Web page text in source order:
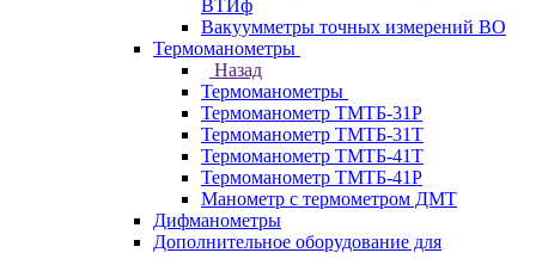
ВТИф
Вакуумметры точных измерений ВО
Термоманометры
Назад
Термоманометры
Термоманометр ТМТБ-31Р
Термоманометр ТМТБ-31Т
Термоманометр ТМТБ-41Т
Термоманометр ТМТБ-41Р
Манометр с термометром ДМТ
Дифманометры
Дополнительное оборудование для